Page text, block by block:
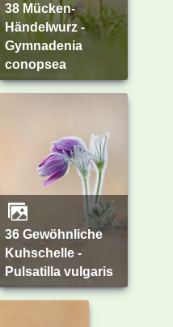
38 Mücken-
Händelwurz -
Gymnadenia
conopsea
36 Gewöhnliche
Kuhschelle -
Pulsatilla vulgaris